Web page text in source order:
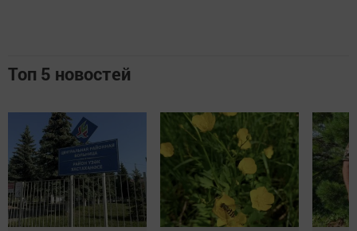
Топ 5 новостей